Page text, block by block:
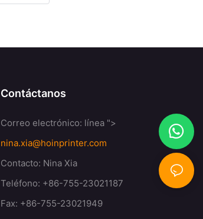
Contáctanos
Correo electrónico: línea ">
nina.xia@hoinprinter.com
Contacto: Nina Xia
Teléfono: +86-755-23021187
Fax: +86-755-23021949